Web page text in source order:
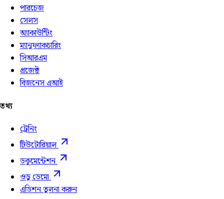
পারচেজ
সেলস
অ্যাকাউন্টিং
ম্যানুফ্যাকচারিং
সিআরএম
প্রজেক্ট
বিজনেস এআই
তথ্য
ট্রেনিং
টিউটোরিয়াল
ডকুমেন্টেশন
ওডু ডেমো
এডিশন তুলনা করুন